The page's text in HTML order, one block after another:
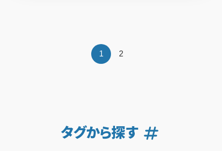
1 2
タグから探す